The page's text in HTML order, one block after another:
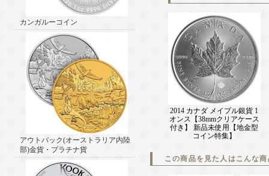
カンガルーコイン
アウトバック(オーストラリア内陸
部)金貨・プラチナ貨
2014 カナダ メイプル銀貨 1
オンス【38mmクリアケース
付き】 新品未使用【地金型
コイン特集】
この商品を見た人はこんな